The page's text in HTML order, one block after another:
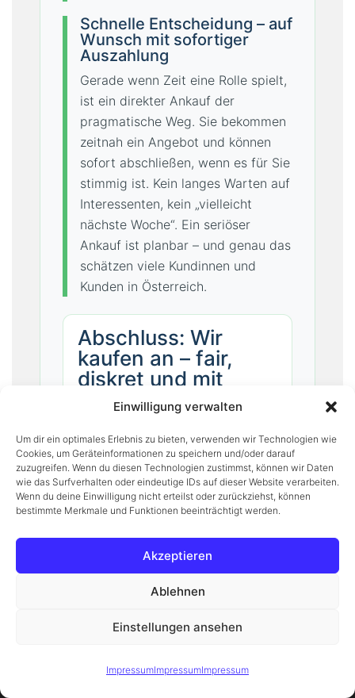
Einwilligung verwalten
Um dir ein optimales Erlebnis zu bieten, verwenden wir Technologien wie
Cookies, um Geräteinformationen zu speichern und/oder darauf
zuzugreifen. Wenn du diesen Technologien zustimmst, können wir Daten
wie das Surfverhalten oder eindeutige IDs auf dieser Website verarbeiten.
Wenn du deine Einwilligung nicht erteilst oder zurückziehst, können
bestimmte Merkmale und Funktionen beeinträchtigt werden.
Akzeptieren
Ablehnen
Einstellungen ansehen
ImpressumImpressumImpressum
Schnelle Entscheidung – auf
Wunsch mit sofortiger
Auszahlung
Gerade wenn Zeit eine Rolle spielt,
ist ein direkter Ankauf der
pragmatische Weg. Sie bekommen
zeitnah ein Angebot und können
sofort abschließen, wenn es für Sie
stimmig ist. Kein langes Warten auf
Interessenten, kein „vielleicht
nächste Woche“. Ein seriöser
Ankauf ist planbar – und genau das
schätzen viele Kundinnen und
Kunden in Österreich.
Abschluss: Wir
kaufen an – fair,
diskret und mit
Handschlagqualität
Gegenstand verkaufen möchten,
sind Sie bei uns richtig: Wir
kaufen Schmuck, Münzen,
Medaillen und Wertgegenstände
und mit einem Angebot, das Sie
nachvollziehen können. Sie
behalten jederzeit die Kontrolle:
verkaufen. Und wenn ja, dann
unkompliziert und seriös.
zu bieten.Mehr erfahren Verstanden